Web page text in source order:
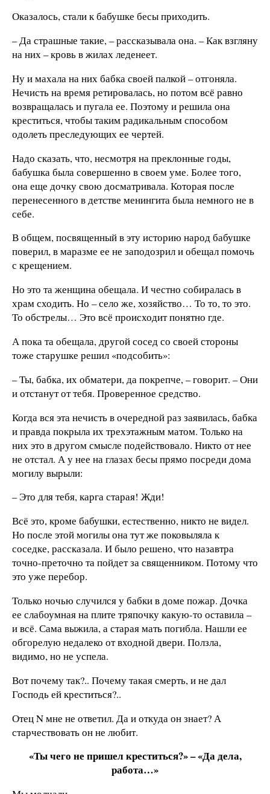
Оказалось, стали к бабушке бесы приходить.
– Да страшные такие, – рассказывала она. – Как взгляну
на них – кровь в жилах леденеет.
Ну и махала на них бабка своей палкой – отгоняла.
Нечисть на время ретировалась, но потом всё равно
возвращалась и пугала ее. Поэтому и решила она
креститься, чтобы таким радикальным способом
одолеть преследующих ее чертей.
Надо сказать, что, несмотря на преклонные годы,
бабушка была совершенно в своем уме. Более того,
она еще дочку свою досматривала. Которая после
перенесенного в детстве менингита была немного не в
себе.
В общем, посвященный в эту историю народ бабушке
поверил, в маразме ее не заподозрил и обещал помочь
с крещением.
Но это та женщина обещала. И честно собиралась в
храм сходить. Но – село же, хозяйство… То то, то это.
То обстрелы… Это всё происходит понятно где.
А пока та обещала, другой сосед со своей стороны
тоже старушке решил «подсобить»:
– Ты, бабка, их обматери, да покрепче, – говорит. – Они
и отстанут от тебя. Проверенное средство.
Когда вся эта нечисть в очередной раз заявилась, бабка
и правда покрыла их трехэтажным матом. Только на
них это в другом смысле подействовало. Никто от нее
не отстал. А у нее на глазах бесы прямо посреди дома
могилу вырыли:
– Это для тебя, карга старая! Жди!
Всё это, кроме бабушки, естественно, никто не видел.
Но после этой могилы она тут же поковыляла к
соседке, рассказала. И было решено, что назавтра
точно-преточно та пойдет за священником. Потому что
это уже перебор.
Только ночью случился у бабки в доме пожар. Дочка
ее слабоумная на плите тряпочку какую-то оставила –
и всё. Сама выжила, а старая мать погибла. Нашли ее
обгорелую недалеко от входной двери. Ползла,
видимо, но не успела.
Вот почему так?.. Почему такая смерть, и не дал
Господь ей креститься?..
Отец N мне не ответил. Да и откуда он знает? А
старчествовать он не любит.
«Ты чего не пришел креститься?» – «Да дела,
работа…»